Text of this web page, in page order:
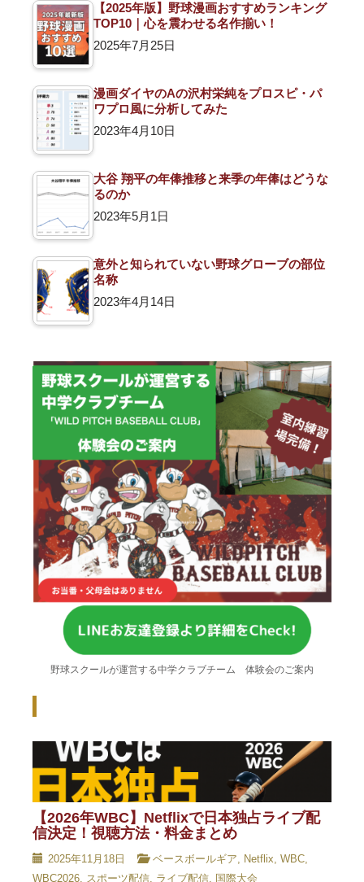
【2025年版】野球漫画おすすめランキング
TOP10｜心を震わせる名作揃い！
2025年7月25日
漫画ダイヤのAの沢村栄純をプロスピ・パ
ワプロ風に分析してみた
2023年4月10日
大谷 翔平の年俸推移と来季の年俸はどうな
るのか
2023年5月1日
意外と知られていない野球グローブの部位
名称
2023年4月14日
野球スクールが運営する中学クラブチーム 体験会のご案内
【2026年WBC】Netflixで日本独占ライブ配
信決定！視聴方法・料金まとめ
2025年11月18日 ベースボールギア Netflix WBC
WBC2026
スポーツ配信 ライブ配信 国際大会